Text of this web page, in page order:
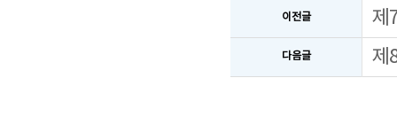
이전글 제
다음글 제